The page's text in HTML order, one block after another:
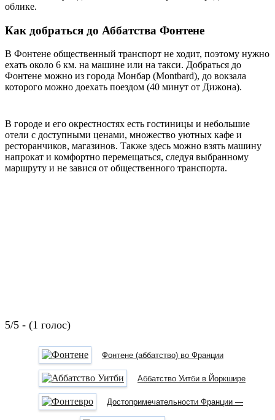
облике.
Как добраться до Аббатства Фонтене
В Фонтене общественный транспорт не ходит, поэтому нужно
ехать около 6 км. на машине или на такси. Добраться до
Фонтене можно из города Монбар (Montbard), до вокзала
которого можно доехать поездом (40 минут от Дижона).
В городе и его окрестностях есть гостиницы и небольшие
отели с доступными ценами, множество уютных кафе и
ресторанчиков, магазинов. Также здесь можно взять машину
напрокат и комфортно перемещаться, следуя выбранному
маршруту и не завися от общественного транспорта.
5/5 - (1 голос)
Фонтене (аббатство) во Франции
Аббатство Уитби в Йоркшире
Достопримечательности Франции —